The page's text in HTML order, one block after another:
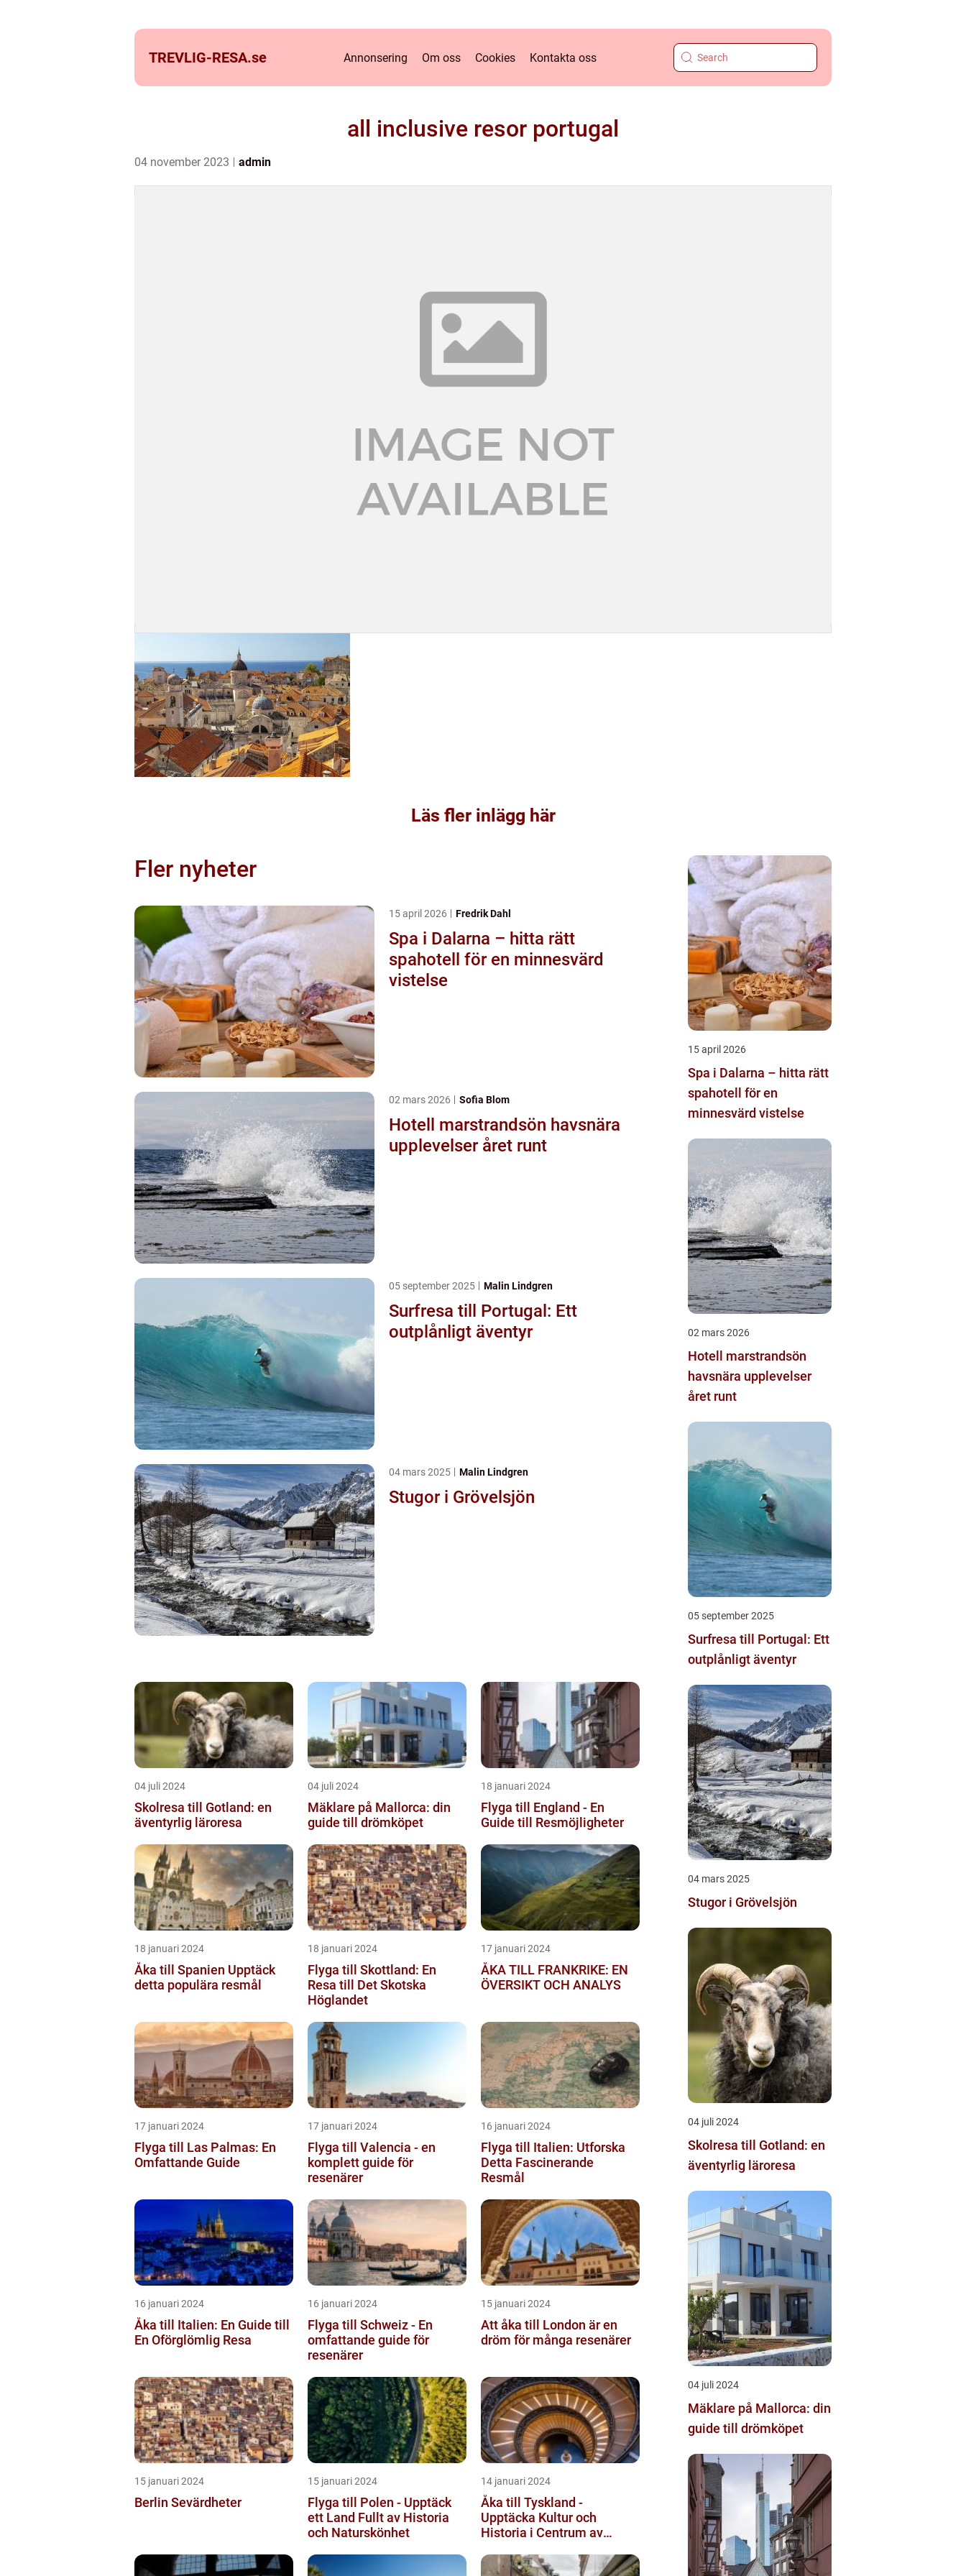
TREVLIG-RESA.se Annonsering Om oss Cookies Kontakta oss
all inclusive resor portugal
04 november 2023 admin
Läs fler inlägg här
Fler nyheter
15 april 2026 Fredrik Dahl
Spa i Dalarna – hitta rätt
spahotell för en minnesvärd
vistelse
02 mars 2026 Sofia Blom
Hotell marstrandsön havsnära
upplevelser året runt
05 september 2025 Malin Lindgren
Surfresa till Portugal: Ett
outplånligt äventyr
04 mars 2025 Malin Lindgren
Stugor i Grövelsjön
04 juli 2024
Skolresa till Gotland: en
äventyrlig läroresa
04 juli 2024
Mäklare på Mallorca: din
guide till drömköpet
18 januari 2024
Flyga till England - En
Guide till Resmöjligheter
18 januari 2024
Åka till Spanien Upptäck
detta populära resmål
18 januari 2024
Flyga till Skottland: En
Resa till Det Skotska
Höglandet
17 januari 2024
ÅKA TILL FRANKRIKE: EN
ÖVERSIKT OCH ANALYS
17 januari 2024
Flyga till Las Palmas: En
Omfattande Guide
17 januari 2024
Flyga till Valencia - en
komplett guide för
resenärer
16 januari 2024
Flyga till Italien: Utforska
Detta Fascinerande
Resmål
16 januari 2024
Åka till Italien: En Guide till
En Oförglömlig Resa
16 januari 2024
Flyga till Schweiz - En
omfattande guide för
resenärer
15 januari 2024
Att åka till London är en
dröm för många resenärer
15 januari 2024
Berlin Sevärdheter
15 januari 2024
Flyga till Polen - Upptäck
ett Land Fullt av Historia
och Naturskönhet
14 januari 2024
Åka till Tyskland -
Upptäcka Kultur och
Historia i Centrum av
15 april 2026
Spa i Dalarna – hitta rätt
spahotell för en
minnesvärd vistelse
02 mars 2026
Hotell marstrandsön
havsnära upplevelser
året runt
05 september 2025
Surfresa till Portugal: Ett
outplånligt äventyr
04 mars 2025
Stugor i Grövelsjön
04 juli 2024
Skolresa till Gotland: en
äventyrlig läroresa
04 juli 2024
Mäklare på Mallorca: din
guide till drömköpet